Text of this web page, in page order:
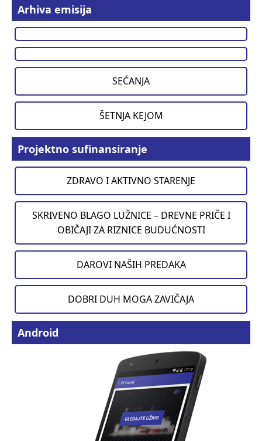
Arhiva emisija
SEĆANJA
ŠETNJA KEJOM
Projektno sufinansiranje
ZDRAVO I AKTIVNO STARENJE
SKRIVENO BLAGO LUŽNICE – DREVNE PRIČE I
OBIČAJI ZA RIZNICE BUDUĆNOSTI
DAROVI NAŠIH PREDAKA
DOBRI DUH MOGA ZAVIČAJA
Android